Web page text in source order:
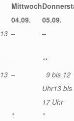
Mittwoch
04.09.
05.09.
13 – –
–
**
13 –
9 bis 12
Uhr13 bis
17 Uhr
*
*